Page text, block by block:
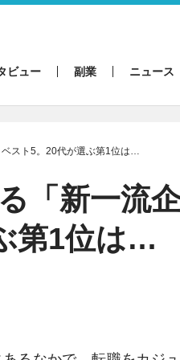
ビュー 副業 ニュース
スト5。20代が選ぶ第1位は…
「新一流
第1位は…